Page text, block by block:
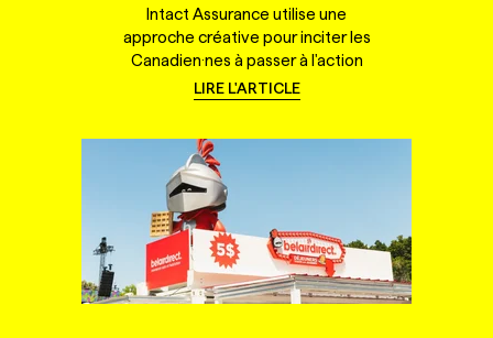
Intact Assurance utilise une
approche créative pour inciter les
Canadien·nes à passer à l'action
LIRE L'ARTICLE